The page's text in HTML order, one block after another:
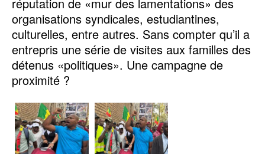
organisations syndicales, estudiantines,
culturelles, entre autres. Sans compter qu’il a
entrepris une série de visites aux familles des
détenus «politiques». Une campagne de
proximité ?